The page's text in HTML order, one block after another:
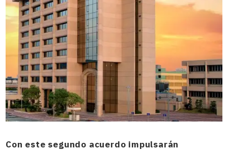
Con este segundo acuerdo impulsarán